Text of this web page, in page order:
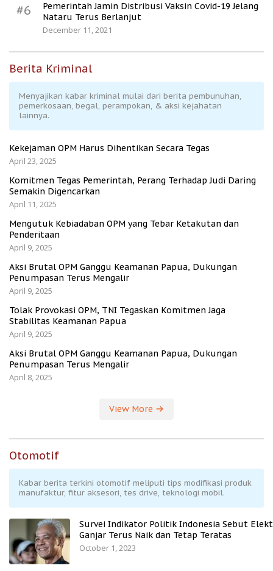
#6
Pemerintah Jamin Distribusi Vaksin Covid-19 Jelang
Nataru Terus Berlanjut
December 11, 2021
Berita Kriminal
Menyajikan kabar kriminal mulai dari berita pembunuhan,
pemerkosaan, begal, perampokan, & aksi kejahatan
lainnya.
Kekejaman OPM Harus Dihentikan Secara Tegas
April 23, 2025
Komitmen Tegas Pemerintah, Perang Terhadap Judi Daring
Semakin Digencarkan
April 11, 2025
Mengutuk Kebiadaban OPM yang Tebar Ketakutan dan
Penderitaan
April 9, 2025
Aksi Brutal OPM Ganggu Keamanan Papua, Dukungan
Penumpasan Terus Mengalir
April 9, 2025
Tolak Provokasi OPM, TNI Tegaskan Komitmen Jaga
Stabilitas Keamanan Papua
April 9, 2025
Aksi Brutal OPM Ganggu Keamanan Papua, Dukungan
Penumpasan Terus Mengalir
April 8, 2025
View More
Otomotif
Kabar berita terkini otomotif meliputi tips modifikasi produk
manufaktur, fitur aksesori, tes drive, teknologi mobil.
Survei Indikator Politik Indonesia Sebut
Ganjar Terus Naik dan Tetap Teratas
October 1, 2023